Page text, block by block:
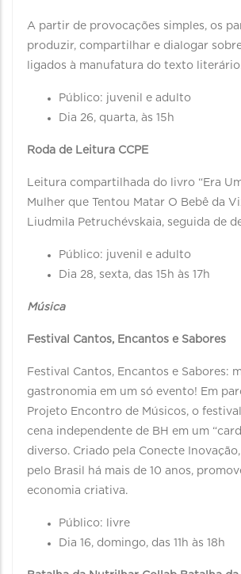
A partir de provocações simples, os
produzir, compartilhar e dialogar
ligados à manufatura do texto
Público: juvenil e adulto
Dia 26, quarta, às 15h
Roda de Leitura CCPE
Leitura compartilhada do livro “Era
Mulher que Tentou Matar O Bebê da
Liudmila Petruchévskaia, seguida de
Público: juvenil e adulto
Dia 28, sexta, das 15h às 17h
Música
Festival Cantos, Encantos e Sabores
Festival Cantos, Encantos e Sabores:
gastronomia em um só evento! Em
Projeto Encontro de Músicos, o
cena independente de BH em um
diverso. Criado pela Conecte
pelo Brasil há mais de 10 anos,
economia criativa.
Público: livre
Dia 16, domingo, das 11h às 18h